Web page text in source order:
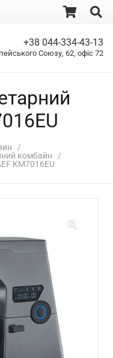
+38 044-334-43-13
Союзу, 62, офіс 72
/
комбайн /
KM7016EU